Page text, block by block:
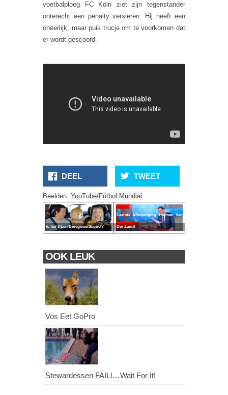
voetbalploeg FC Köln ziet zijn tegenstander
onterecht een penalty versieren. Hij heeft een
oneerlijk, maar puik trucje om te voorkomen dat
er wordt gescoord.
DEEL TWEET
Beelden: YouTube/Fútbol Mundial
Is Ted 2 Een Beregoeie Sequel?
Laatste Afkondiging Herman Van
Der Zandt
OOK LEUK
Vos Eet GoPro
Stewardessen FAIL!…Wait For It!